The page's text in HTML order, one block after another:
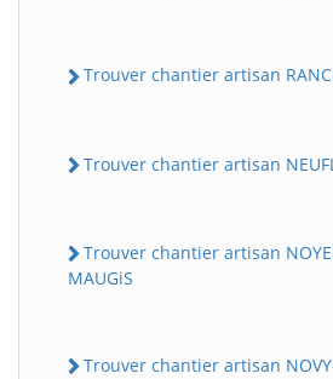
Trouver chantier artisan
Trouver chantier artisan
Trouver chantier artisan
MAUGiS
Trouver chantier artisan NOVY-